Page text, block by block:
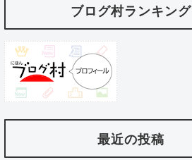
ブログ村ランキング
最近の投稿